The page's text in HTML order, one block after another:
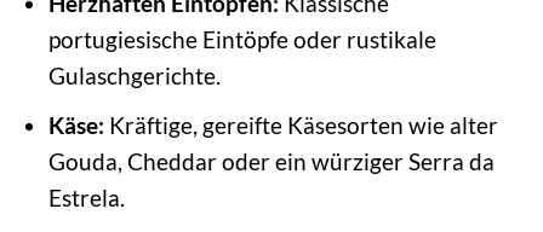
portugiesische Eintöpfe oder rustikale
Gulaschgerichte.
Käse: Kräftige, gereifte Käsesorten wie alter
Gouda, Cheddar oder ein würziger Serra da
Estrela.